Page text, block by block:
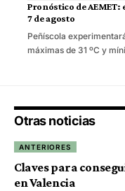
Pronóstico de
7 de agosto
Peñíscola
máximas de 31 ºC y
Otras noticias
ANTERIORES
Claves para
en Valencia